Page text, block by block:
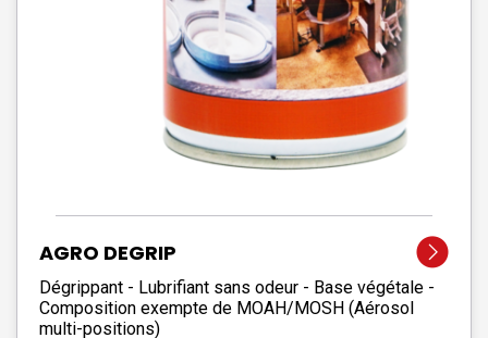
AGRO DEGRIP
Dégrippant - Lubrifiant sans odeur - Base végétale -
Composition exempte de MOAH/MOSH (Aérosol
multi-positions)